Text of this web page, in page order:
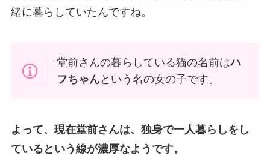
緒に暮らしていたんですね。
堂前さんの暮らしている猫の名前はハ
フちゃんという名の女の子です。
よって、現在堂前さんは、独身で一人暮らしをし
ているという線が濃厚なようです。